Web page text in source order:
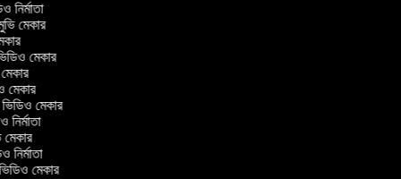
নির্মাতা
মেকার
মেকার
মেকার
মেকার
মেকার
নির্মাতা
মেকার
নির্মাতা
মেকার